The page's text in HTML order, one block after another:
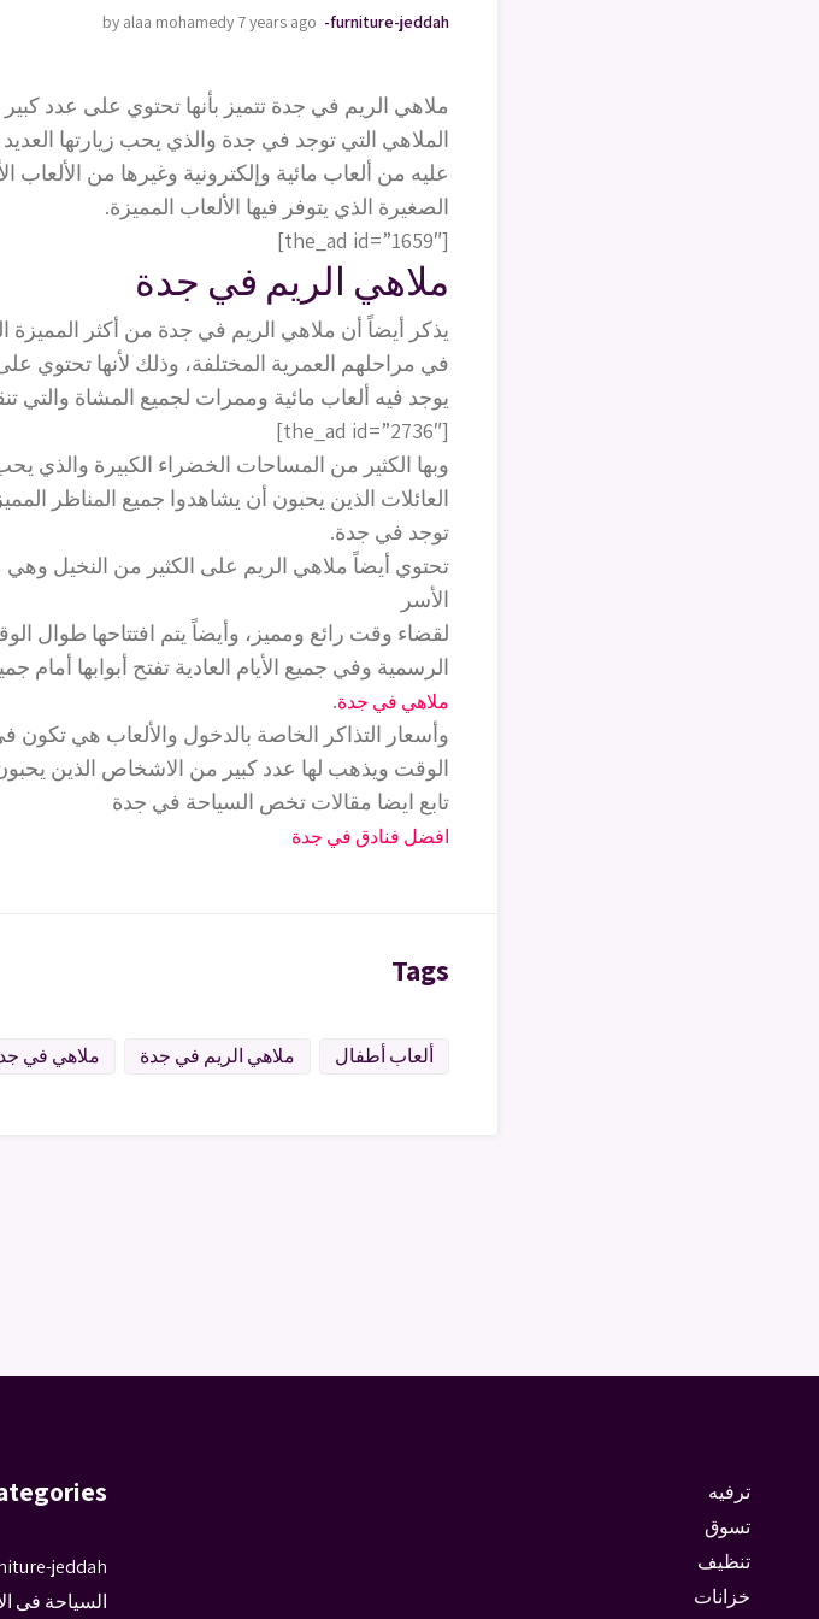
moving-furniture-jeddah
by alaa mohamedy 7 years ago
ملاهي الريم في جدة تتميز بأنها تحتوي على عدد
الملاهي التي توجد في جدة والذي يحب زيارتها
عليه من ألعاب مائية وإلكترونية وغيرها من الألعاب
الصغيرة الذي يتوفر فيها الألعاب المميزة.
[the_ad id=”1659″]
ملاهي الريم في جدة
يذكر أيضاً أن ملاهي الريم في جدة من أكثر المميزة
في مراحلهم العمرية المختلفة، وذلك لأنها تحتوي
يوجد فيه ألعاب مائية وممرات لجميع المشاة والتي
[the_ad id=”2736″]
وبها الكثير من المساحات الخضراء الكبيرة والذي
العائلات الذين يحبون أن يشاهدوا جميع المناظر
توجد في جدة.
تحتوي أيضاً ملاهي الريم على الكثير من النخيل
الأسر
لقضاء وقت رائع ومميز، وأيضاً يتم افتتاحها طوال
الرسمية وفي جميع الأيام العادية تفتح أبوابها أمام
ملاهي في جدة.
وأسعار التذاكر الخاصة بالدخول والألعاب هي تكون
الوقت ويذهب لها عدد كبير من الاشخاص الذين يحبون
تابع ايضا مقالات تخص السياحة في جدة
افضل فنادق في جدة
Tags
ألعاب أطفال ملاهي الريم في جدة ملاهي في
ترفيه
تسوق
تنظيف
خزانات
jeddah
السياحة فى